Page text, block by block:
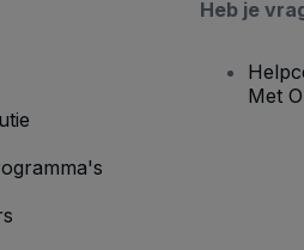
Heb je
Met